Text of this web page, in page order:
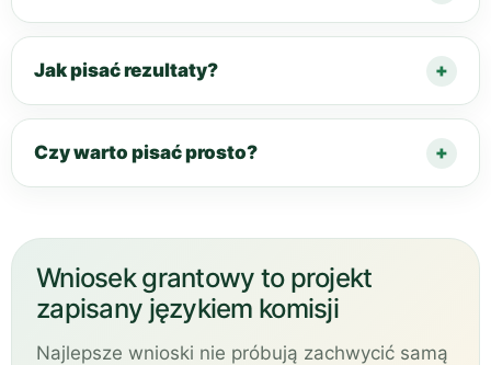
Jak pisać rezultaty?
Czy warto pisać prosto?
Wniosek grantowy to projekt
zapisany językiem komisji
Najlepsze wnioski nie próbują zachwycić samą